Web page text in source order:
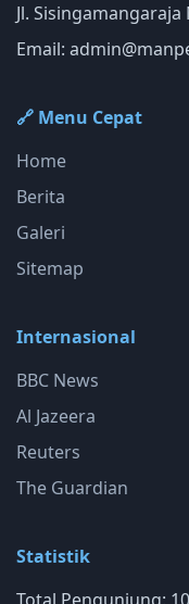
Jl. Sisingamangaraja
Email:
🔗 Menu Cepat
Home
Berita
Galeri
Sitemap
Internasional
BBC News
Al Jazeera
Reuters
The Guardian
Statistik